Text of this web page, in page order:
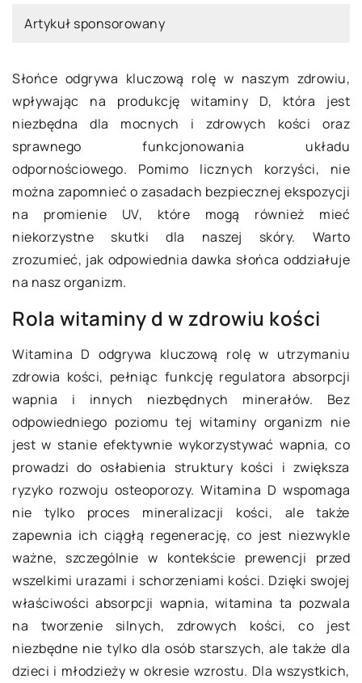
Artykuł sponsorowany
Słońce odgrywa kluczową rolę w naszym zdrowiu,
wpływając na produkcję witaminy D, która jest
niezbędna dla mocnych i zdrowych kości oraz
sprawnego funkcjonowania układu
odpornościowego. Pomimo licznych korzyści, nie
można zapomnieć o zasadach bezpiecznej ekspozycji
na promienie UV, które mogą również mieć
niekorzystne skutki dla naszej skóry. Warto
zrozumieć, jak odpowiednia dawka słońca oddziałuje
na nasz organizm.
Rola witaminy d w zdrowiu kości
Witamina D odgrywa kluczową rolę w utrzymaniu
zdrowia kości, pełniąc funkcję regulatora absorpcji
wapnia i innych niezbędnych minerałów. Bez
odpowiedniego poziomu tej witaminy organizm nie
jest w stanie efektywnie wykorzystywać wapnia, co
prowadzi do osłabienia struktury kości i zwiększa
ryzyko rozwoju osteoporozy. Witamina D wspomaga
nie tylko proces mineralizacji kości, ale także
zapewnia ich ciągłą regenerację, co jest niezwykle
ważne, szczególnie w kontekście prewencji przed
wszelkimi urazami i schorzeniami kości. Dzięki swojej
właściwości absorpcji wapnia, witamina ta pozwala
na tworzenie silnych, zdrowych kości, co jest
niezbędne nie tylko dla osób starszych, ale także dla
dzieci i młodzieży w okresie wzrostu. Dla wszystkich,